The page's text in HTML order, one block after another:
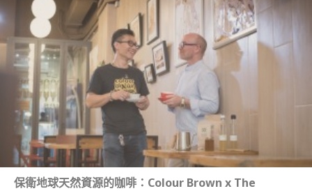
保衛地球天然資源的咖啡：Colour Brown x The